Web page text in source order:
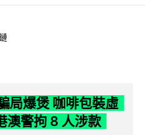
局爆煲 咖啡包裝虛
澳警拘 8 人涉款